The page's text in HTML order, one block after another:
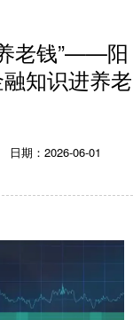
老钱”——阳
融知识进养老
日期：2026-06-01